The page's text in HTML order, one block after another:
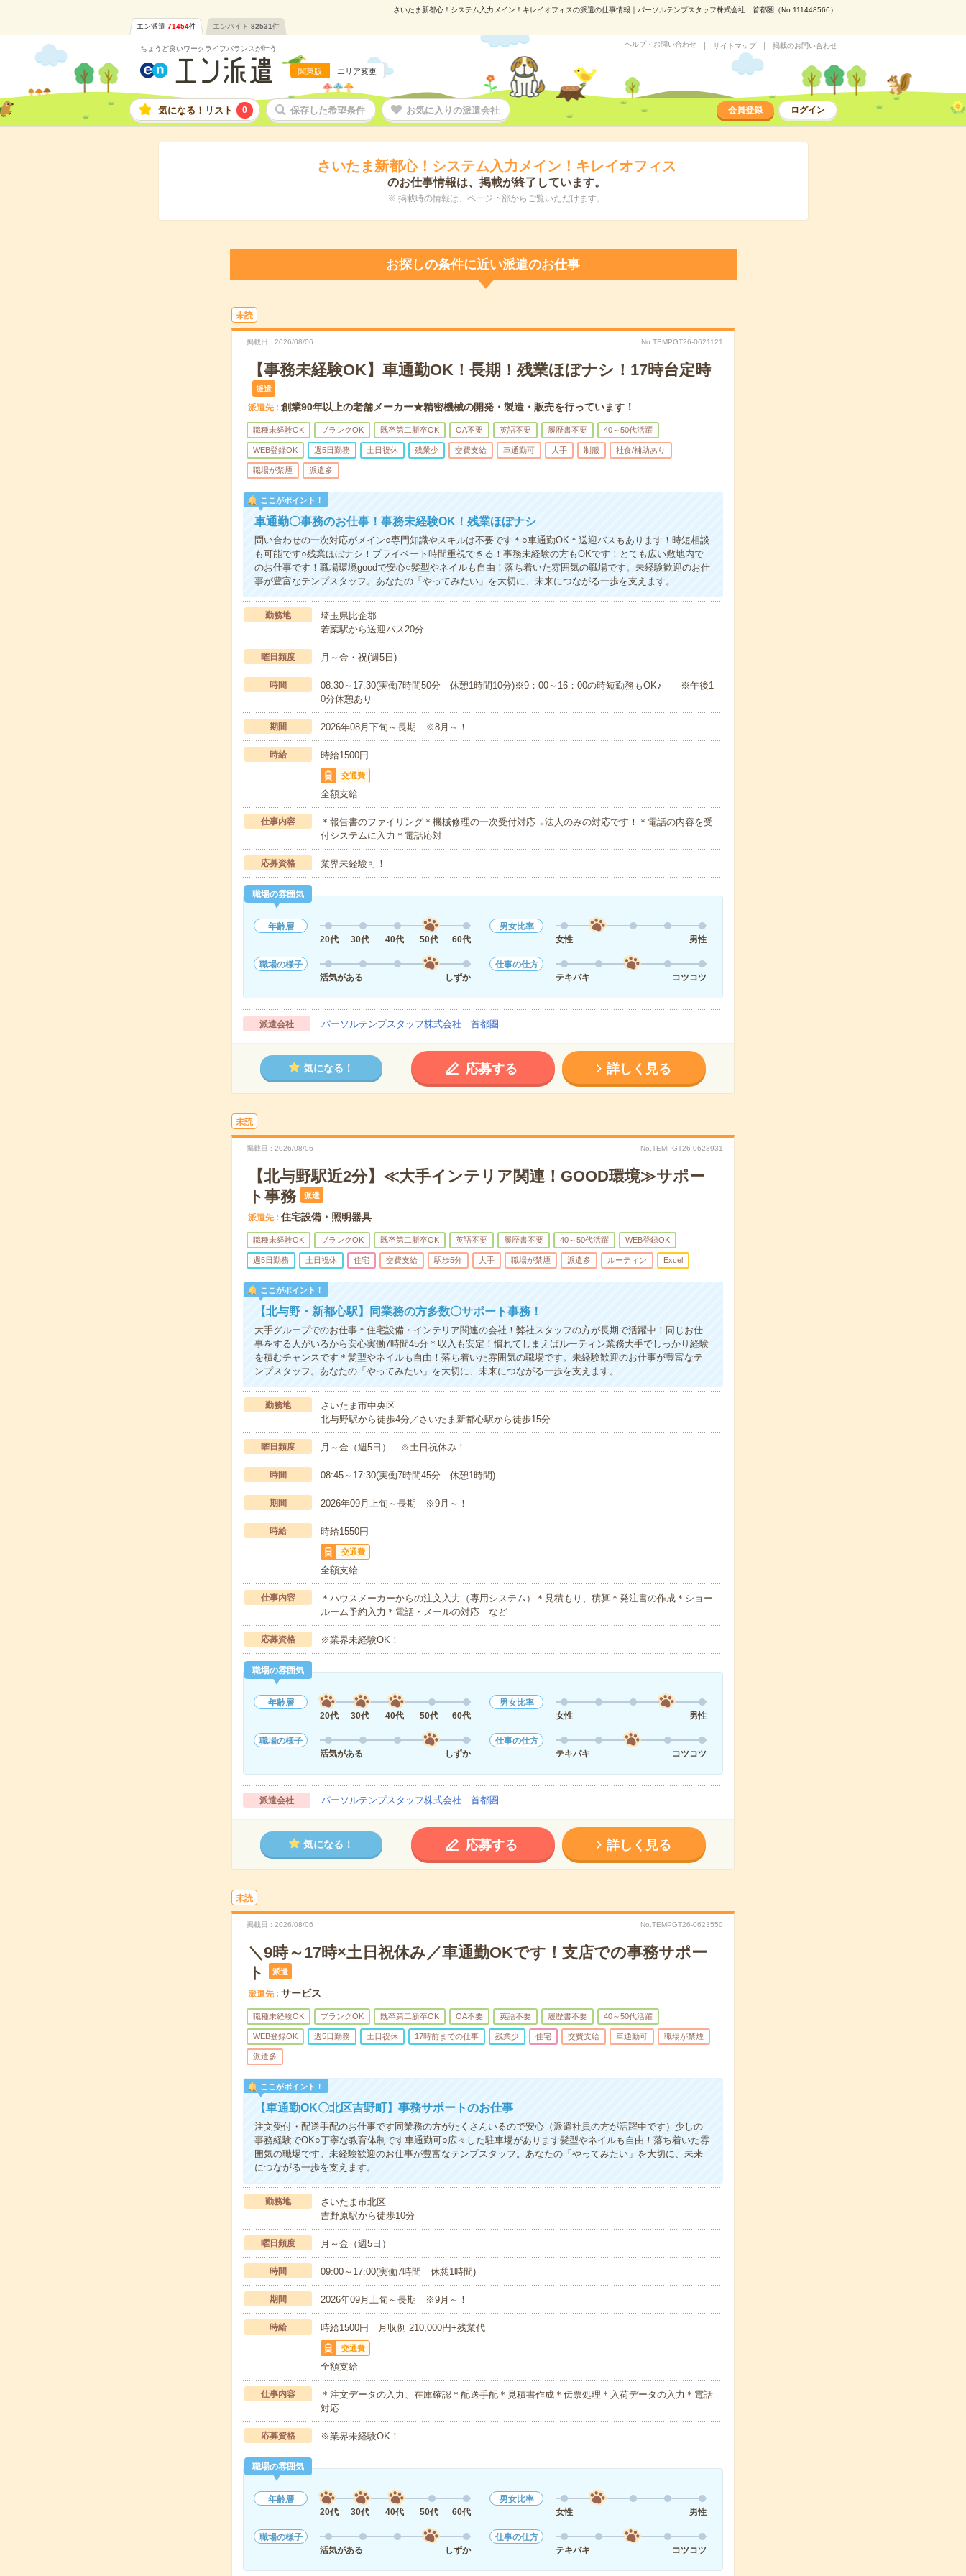
さいたま新都心！システム入力メイン！キレイオフィスの派遣の仕事情報｜パーソルテンプスタッフ株式会社 首都圏（No.111448566）
エン派遣 71454件 エンバイト 82531件
ちょうど良いワークライフバランスが叶う
関東版 エリア変更
ヘルプ・お問い合わせ サイトマップ 掲載のお問い合わせ
気になる！リスト 0 保存した希望条件 お気に入りの派遣会社 会員登録 ログイン
さいたま新都心！システム入力メイン！キレイオフィス
のお仕事情報は、掲載が終了しています。
※ 掲載時の情報は、ページ下部からご覧いただけます。
お探しの条件に近い派遣のお仕事
未読
掲載日 2026/08/06 No.TEMPGT26-0621121
【事務未経験OK】車通勤OK！長期！残業ほぼナシ！17時台定時
派遣
派遣先 創業90年以上の老舗メーカー★精密機械の開発・製造・販売を行っています！
職種未経験OK ブランクOK 既卒第二新卒OK OA不要 英語不要 履歴書不要 40～50代活躍
WEB登録OK 週5日勤務 土日祝休 残業少 交費支給 車通勤可 大手 制服 社食/補助あり
職場が禁煙 派遣多
ここがポイント！
車通勤〇事務のお仕事！事務未経験OK！残業ほぼナシ
問い合わせの一次対応がメイン○専門知識やスキルは不要です＊○車通勤OK＊送迎バスもあります！時短相談
も可能です○残業ほぼナシ！プライベート時間重視できる！事務未経験の方もOKです！とても広い敷地内で
のお仕事です！職場環境goodで安心○髪型やネイルも自由！落ち着いた雰囲気の職場です。未経験歓迎のお仕
事が豊富なテンプスタッフ。あなたの「やってみたい」を大切に、未来につながる一歩を支えます。
勤務地
埼玉県比企郡
若葉駅から送迎バス20分
曜日頻度 月～金・祝(週5日)
時間
08:30～17:30(実働7時間50分 休憩1時間10分)※9：00～16：00の時短勤務もOK♪ ※午後1
0分休憩あり
期間 2026年08月下旬～長期 ※8月～！
時給 時給1500円
交通費
全額支給
仕事内容
＊報告書のファイリング＊機械修理の一次受付対応→法人のみの対応です！＊電話の内容を受
付システムに入力＊電話応対
応募資格 業界未経験可！
職場の雰囲気
年齢層
20代
30代 40代 50代 60代
男女比率
女性
男性
職場の様子
活気がある
しずか
仕事の仕方
テキパキ
コツコツ
派遣会社 パーソルテンプスタッフ株式会社 首都圏
気になる！ 応募する 詳しく見る
未読
掲載日 2026/08/06 No.TEMPGT26-0623931
【北与野駅近2分】≪大手インテリア関連！GOOD環境≫サポー
ト事務
派遣
派遣先 住宅設備・照明器具
職種未経験OK ブランクOK 既卒第二新卒OK 英語不要 履歴書不要 40～50代活躍 WEB登録OK
週5日勤務 土日祝休 住宅 交費支給 駅歩5分 大手 職場が禁煙 派遣多 ルーティン Excel
ここがポイント！
【北与野・新都心駅】同業務の方多数〇サポート事務！
大手グループでのお仕事＊住宅設備・インテリア関連の会社！弊社スタッフの方が長期で活躍中！同じお仕
事をする人がいるから安心実働7時間45分＊収入も安定！慣れてしまえばルーティン業務大手でしっかり経験
を積むチャンスです＊髪型やネイルも自由！落ち着いた雰囲気の職場です。未経験歓迎のお仕事が豊富なテ
ンプスタッフ。あなたの「やってみたい」を大切に、未来につながる一歩を支えます。
勤務地
さいたま市中央区
北与野駅から徒歩4分／さいたま新都心駅から徒歩15分
曜日頻度 月～金（週5日） ※土日祝休み！
時間 08:45～17:30(実働7時間45分 休憩1時間)
期間 2026年09月上旬～長期 ※9月～！
時給 時給1550円
交通費
全額支給
仕事内容
＊ハウスメーカーからの注文入力（専用システム）＊見積もり、積算＊発注書の作成＊ショー
ルーム予約入力＊電話・メールの対応 など
応募資格 ※業界未経験OK！
職場の雰囲気
年齢層
20代
30代 40代 50代 60代
男女比率
女性
男性
職場の様子
活気がある
しずか
仕事の仕方
テキパキ
コツコツ
派遣会社 パーソルテンプスタッフ株式会社 首都圏
気になる！ 応募する 詳しく見る
未読
掲載日 2026/08/06 No.TEMPGT26-0623550
＼9時～17時×土日祝休み／車通勤OKです！支店での事務サポー
ト
派遣
派遣先 サービス
職種未経験OK ブランクOK 既卒第二新卒OK OA不要 英語不要 履歴書不要 40～50代活躍
WEB登録OK 週5日勤務 土日祝休 17時前までの仕事 残業少 住宅 交費支給 車通勤可 職場が禁煙
派遣多
ここがポイント！
【車通勤OK〇北区吉野町】事務サポートのお仕事
注文受付・配送手配のお仕事です同業務の方がたくさんいるので安心（派遣社員の方が活躍中です）少しの
事務経験でOK○丁寧な教育体制です車通勤可○広々した駐車場があります髪型やネイルも自由！落ち着いた雰
囲気の職場です。未経験歓迎のお仕事が豊富なテンプスタッフ。あなたの「やってみたい」を大切に、未来
につながる一歩を支えます。
勤務地
さいたま市北区
吉野原駅から徒歩10分
曜日頻度 月～金（週5日）
時間 09:00～17:00(実働7時間 休憩1時間)
期間 2026年09月上旬～長期 ※9月～！
時給 時給1500円 月収例 210,000円+残業代
交通費
全額支給
仕事内容
＊注文データの入力、在庫確認＊配送手配＊見積書作成＊伝票処理＊入荷データの入力＊電話
対応
応募資格 ※業界未経験OK！
職場の雰囲気
年齢層
20代
30代 40代 50代 60代
男女比率
女性
男性
職場の様子
活気がある
しずか
仕事の仕方
テキパキ
コツコツ